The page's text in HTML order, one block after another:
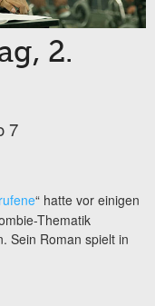
2.
7
“ hatte vor einigen
Thematik
Sein Roman spielt in